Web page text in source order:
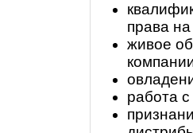
права
живое
работа